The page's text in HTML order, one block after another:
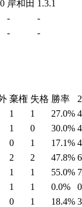
岸和田 1.3.1
-
-
- -
棄権 失格 勝率
1 1 27.0%
1 0 30.0%
0 1 17.1%
2 2 47.8%
1 1 55.0%
1 1 0.0%
0 1 18.4%